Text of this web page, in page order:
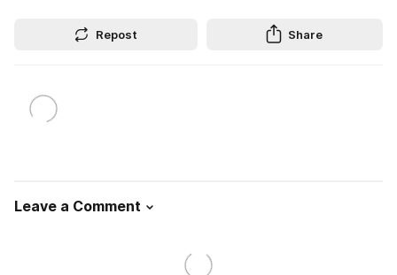
Repost Share
Leave a Comment